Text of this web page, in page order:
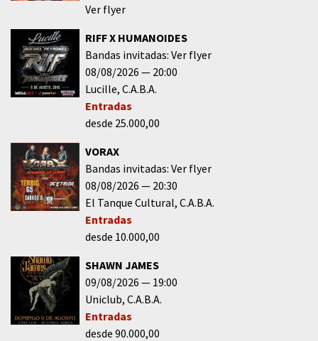
Ver flyer
RIFF X HUMANOIDES
Bandas invitadas: Ver flyer
08/08/2026
20:00
Lucille C.A.B.A.
Entradas
desde 25.000,00
VORAX
Bandas invitadas: Ver flyer
08/08/2026
20:30
El Tanque Cultural C.A.B.A.
Entradas
desde 10.000,00
SHAWN JAMES
09/08/2026
19:00
Uniclub C.A.B.A.
Entradas
desde 90.000,00